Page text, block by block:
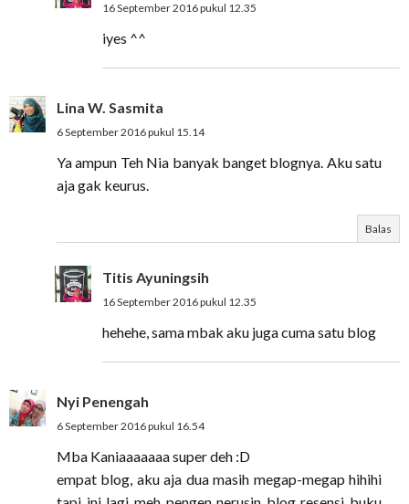
16 September 2016 pukul 12.35
iyes ^^
Lina W. Sasmita
6 September 2016 pukul 15.14
Ya ampun Teh Nia banyak banget blognya. Aku satu
aja gak keurus.
Balas
Titis Ayuningsih
16 September 2016 pukul 12.35
hehehe, sama mbak aku juga cuma satu blog
Nyi Penengah
6 September 2016 pukul 16.54
Mba Kaniaaaaaaa super deh :D
empat blog, aku aja dua masih megap-megap hihihi